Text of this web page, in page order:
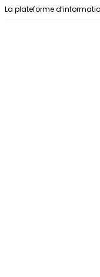
Aller au contenu
La plateforme